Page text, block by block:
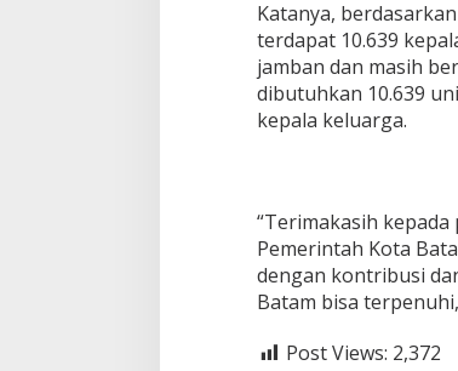
Katanya,
terdapat 10.639
jamban dan masih
dibutuhkan 10.639
kepala keluarga.
“Terimakasih
Pemerintah Kota
dengan kontribusi
Batam bisa
Post Views: 2,372